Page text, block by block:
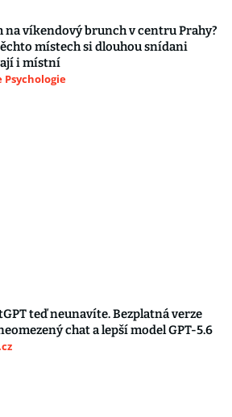
na víkendový brunch v centru Prahy?
místech si dlouhou snídani
i místní
Psychologie
teď neunavíte. Bezplatná verze
chat a lepší model GPT-5.6